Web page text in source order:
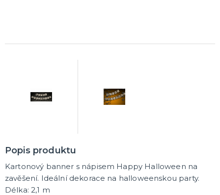
Popis produktu
Kartonový banner s nápisem Happy Halloween na
zavěšení. Ideální dekorace na halloweenskou party.
Délka: 2,1 m